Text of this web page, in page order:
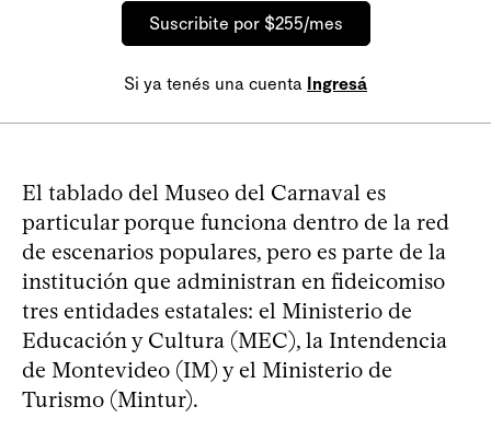
Suscribite por $255/mes
Si ya tenés una cuenta Ingresá
El tablado del Museo del Carnaval es
particular porque funciona dentro de la red
de escenarios populares, pero es parte de la
institución que administran en fideicomiso
tres entidades estatales: el Ministerio de
Educación y Cultura (MEC), la Intendencia
de Montevideo (IM) y el Ministerio de
Turismo (Mintur).